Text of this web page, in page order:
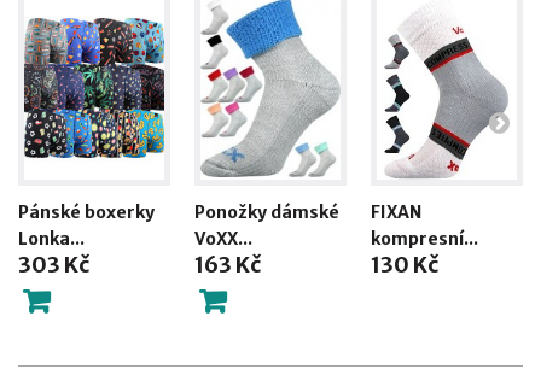
Pánské boxerky
Lonka...
303 Kč
Ponožky dámské
VoXX...
163 Kč
FIXAN
kompresní...
130 Kč